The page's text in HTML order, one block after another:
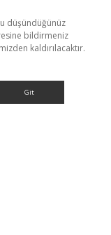
düşündüğünüz
bildirmeniz
kaldırılacaktır.